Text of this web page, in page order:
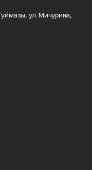
ул. Мичурина,